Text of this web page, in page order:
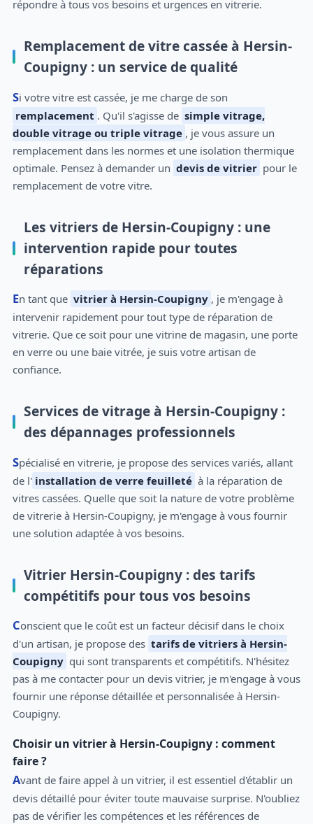
répondre à tous vos besoins et urgences en vitrerie.
Remplacement de vitre cassée à Hersin-
Coupigny : un service de qualité
Si votre vitre est cassée, je me charge de son
remplacement . Qu'il s'agisse de simple vitrage,
double vitrage ou triple vitrage , je vous assure un
remplacement dans les normes et une isolation thermique
optimale. Pensez à demander un devis de vitrier pour le
remplacement de votre vitre.
Les vitriers de Hersin-Coupigny : une
intervention rapide pour toutes
réparations
En tant que vitrier à Hersin-Coupigny , je m'engage à
intervenir rapidement pour tout type de réparation de
vitrerie. Que ce soit pour une vitrine de magasin, une porte
en verre ou une baie vitrée, je suis votre artisan de
confiance.
Services de vitrage à Hersin-Coupigny :
des dépannages professionnels
Spécialisé en vitrerie, je propose des services variés, allant
de l' installation de verre feuilleté à la réparation de
vitres cassées. Quelle que soit la nature de votre problème
de vitrerie à Hersin-Coupigny, je m'engage à vous fournir
une solution adaptée à vos besoins.
Vitrier Hersin-Coupigny : des tarifs
compétitifs pour tous vos besoins
Conscient que le coût est un facteur décisif dans le choix
d'un artisan, je propose des tarifs de vitriers à Hersin-
Coupigny qui sont transparents et compétitifs. N'hésitez
pas à me contacter pour un devis vitrier, je m'engage à vous
fournir une réponse détaillée et personnalisée à Hersin-
Coupigny.
Choisir un vitrier à Hersin-Coupigny : comment
faire ?
Avant de faire appel à un vitrier, il est essentiel d'établir un
devis détaillé pour éviter toute mauvaise surprise. N'oubliez
pas de vérifier les compétences et les références de